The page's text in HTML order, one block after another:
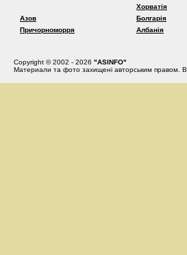
Азов
Причорноморря
Хорватія
Болгарія
Албанія
Copyright © 2002 - 2026 "ASINFO"
Материали та фото захищені авторським правом.